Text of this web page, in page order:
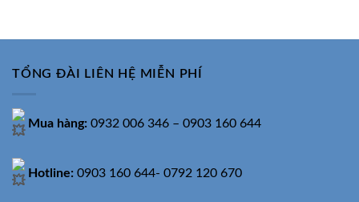
TỔNG ĐÀI LIÊN HỆ MIỄN PHÍ
Mua hàng: 0932 006 346 – 0903 160 644
Hotline: 0903 160 644- 0792 120 670